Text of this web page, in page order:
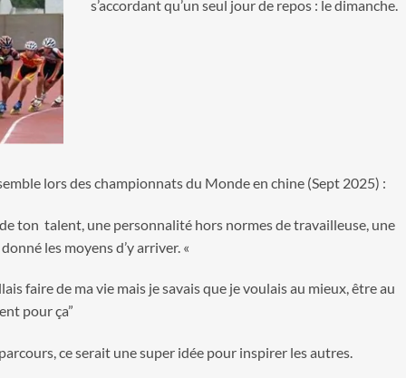
s’accordant qu’un seul jour de repos : le dimanche.
lors des championnats du Monde en chine (Sept 2025) :
de ton talent, une personnalité hors normes de travailleuse, une
les moyens d’y arriver. «
faire de ma vie mais je savais que je voulais au mieux, être au
pour ça”
ce serait une super idée pour inspirer les autres.